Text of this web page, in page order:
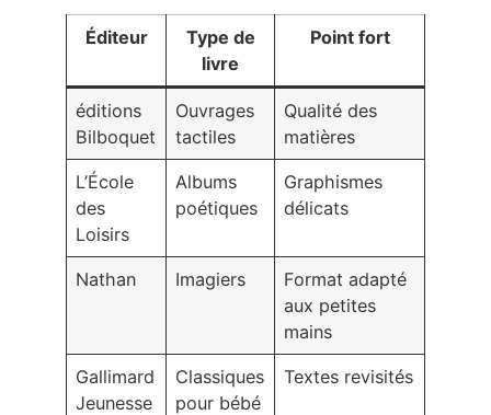
Éditeur
Type de
livre
Point fort
éditions
Bilboquet
Ouvrages
tactiles
Qualité des
matières
L’École
des
Loisirs
Albums
poétiques
Graphismes
délicats
Nathan Imagiers
Format adapté
aux petites
mains
Gallimard
Jeunesse
Classiques
pour bébé
Textes revisités